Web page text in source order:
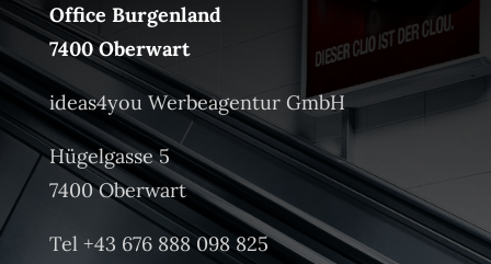
Office Burgenland
7400 Oberwart
ideas4you Werbeagentur GmbH
Hügelgasse 5
7400 Oberwart
Tel +43 676 888 098 825